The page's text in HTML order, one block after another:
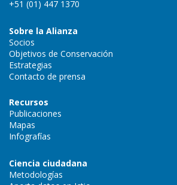
+51 (01) 447 1370
Sobre la Alianza
Socios
Objetivos de Conservación
Estrategias
Contacto de prensa
Recursos
Publicaciones
Mapas
Infografías
Ciencia ciudadana
Metodologías